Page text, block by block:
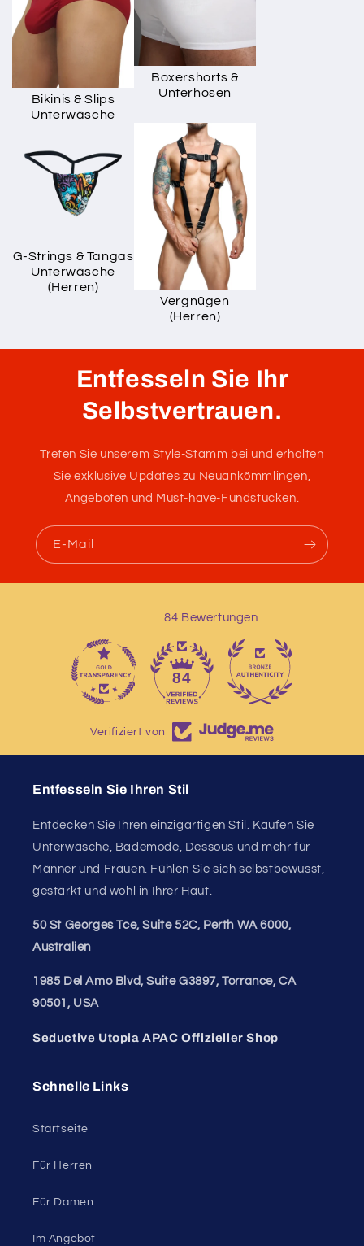
Bikinis & Slips
Unterwäsche
Boxershorts &
Unterhosen
G-Strings & Tangas
Unterwäsche
(Herren)
Vergnügen
(Herren)
Entfesseln Sie Ihr
Selbstvertrauen.
Treten Sie unserem Style-Stamm bei und erhalten
Sie exklusive Updates zu Neuankömmlingen,
Angeboten und Must-have-Fundstücken.
E-Mail
84 Bewertungen
84
Verifiziert von
Entfesseln Sie Ihren Stil
Entdecken Sie Ihren einzigartigen Stil. Kaufen Sie
Unterwäsche, Bademode, Dessous und mehr für
Männer und Frauen. Fühlen Sie sich selbstbewusst,
gestärkt und wohl in Ihrer Haut.
50 St Georges Tce, Suite 52C, Perth WA 6000,
Australien
1985 Del Amo Blvd, Suite G3897, Torrance, CA
90501, USA
Seductive Utopia APAC Offizieller Shop
Schnelle Links
Startseite
Für Herren
Für Damen
Im Angebot